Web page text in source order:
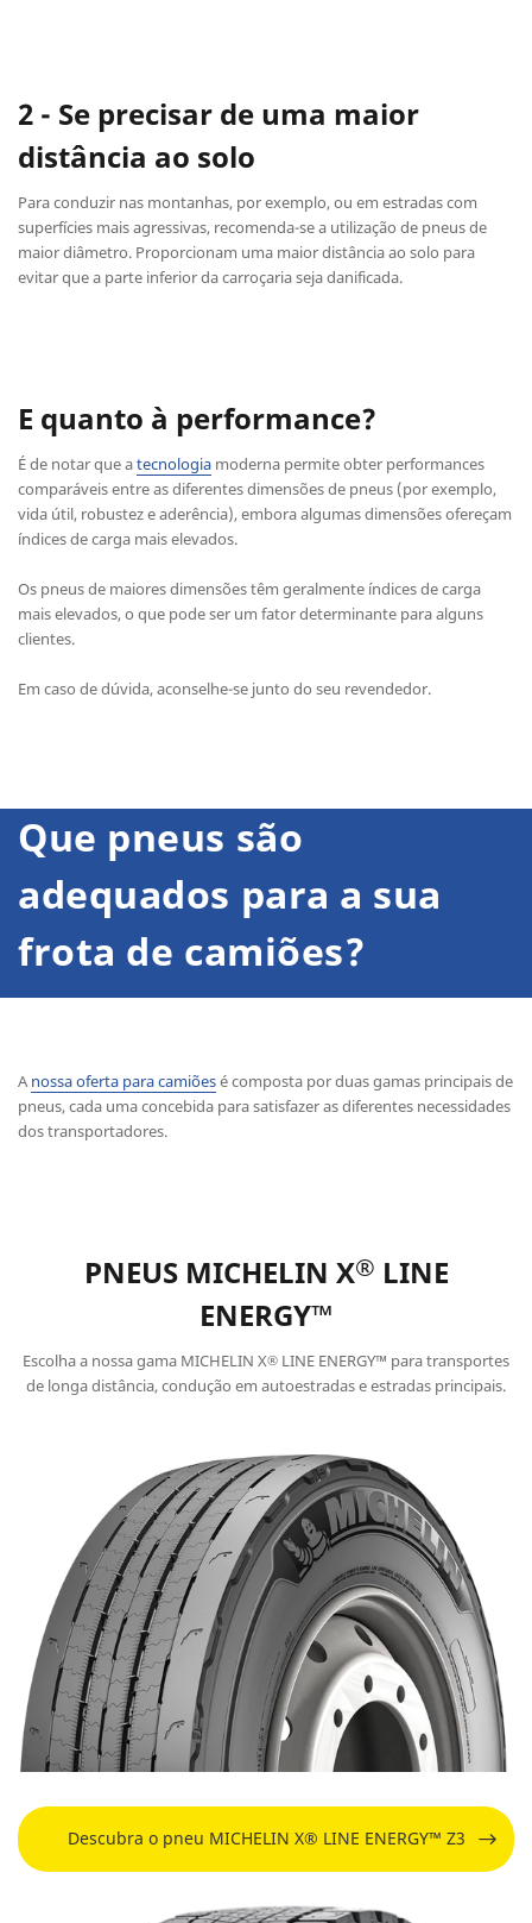
2 - Se precisar de uma maior
distância ao solo
Para conduzir nas montanhas, por exemplo, ou em estradas com
superfícies mais agressivas, recomenda-se a utilização de pneus de
maior diâmetro. Proporcionam uma maior distância ao solo para
evitar que a parte inferior da carroçaria seja danificada.
E quanto à performance?
É de notar que atecnologia moderna permite obter performances
comparáveis entre as diferentes dimensões de pneus (por exemplo,
vida útil, robustez e aderência), embora algumas dimensões ofereçam
índices de carga mais elevados.
Os pneus de maiores dimensões têm geralmente índices de carga
mais elevados, o que pode ser um fator determinante para alguns
clientes.
Em caso de dúvida, aconselhe-se junto do seu revendedor.
Que pneus são
adequados para a sua
frota de camiões?
A nossa oferta para camiõesé composta por duas gamas principais de
pneus, cada uma concebida para satisfazer as diferentes necessidades
dos transportadores.
PNEUS MICHELIN X® LINE
ENERGY™
Escolha a nossa gama MICHELIN X® LINE ENERGY™ para transportes
de longa distância, condução em autoestradas e estradas principais.
Descubra o pneu MICHELIN X® LINE ENERGY™ Z3